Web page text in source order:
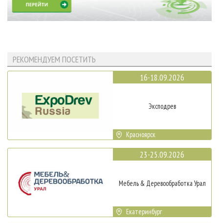
РЕКОМЕНДУЕМ ПОСЕТИТЬ
16-18.09.2026
Эксподрев
Красноярск
23-25.09.2026
Мебель & Деревообработка Урал
Екатеринбург